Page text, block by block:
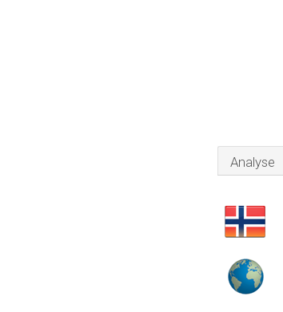
Analyse